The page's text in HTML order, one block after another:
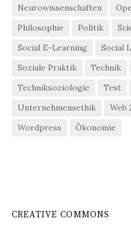
Neurowissenschaften
Philosophie
Politik
Social E-Learning
Social
Soziale Praktik
Technik
Techniksoziologie
Test
Unternehmensethik
Web
Wordpress
Ökonomie
CREATIVE COMMONS